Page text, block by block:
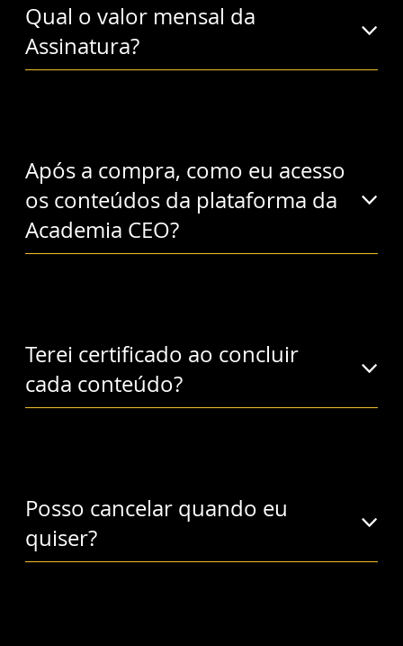
Qual o valor mensal da
Assinatura?
Após a compra, como eu acesso
os conteúdos da plataforma da
Academia CEO?
Terei certificado ao concluir
cada conteúdo?
Posso cancelar quando eu
quiser?